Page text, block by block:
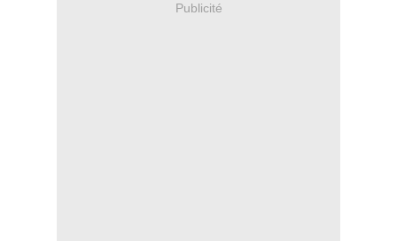
Publicité